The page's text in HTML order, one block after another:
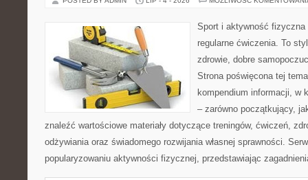
Sport i aktywność
regularne ćwiczenia. To
zdrowie, dobre
Strona poświęcona tej
kompendium informacji, w
– zarówno początkujący,
znaleźć wartościowe materiały dotyczące treningów, ćwiczeń,
odżywiania oraz świadomego rozwijania własnej sprawności.
popularyzowaniu aktywności fizycznej, przedstawiając